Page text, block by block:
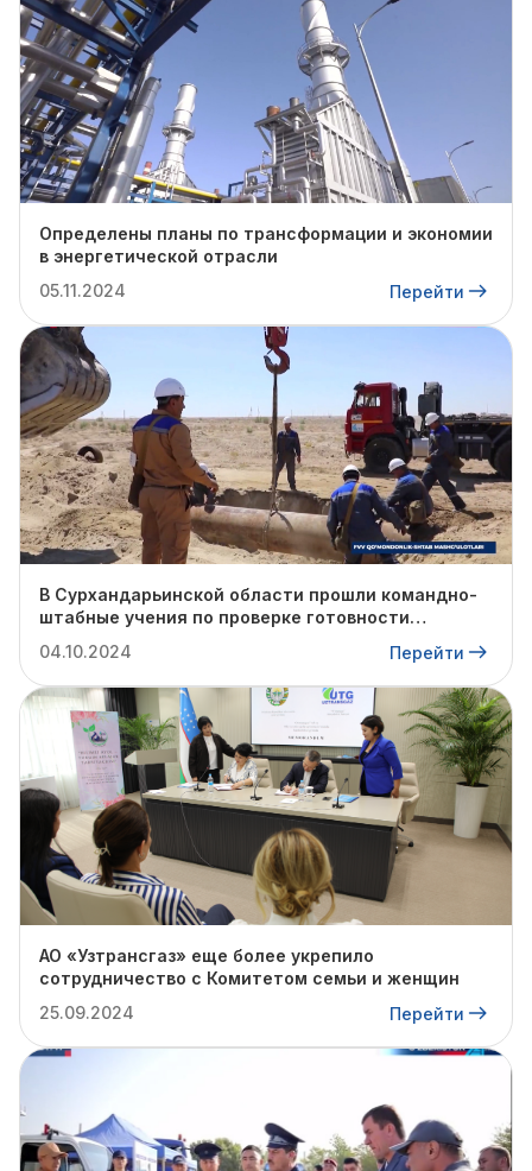
Определены планы по трансформации и экономии
в энергетической отрасли
05.11.2024
Перейти
В Сурхандарьинской области прошли командно-
штабные учения по проверке готовности
отопительному сезону.
04.10.2024 Перейти
АО «Узтрансгаз» еще более укрепило
сотрудничество с Комитетом семьи и женщин
25.09.2024
Перейти